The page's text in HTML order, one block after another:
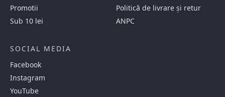
Promotii
Sub 10 lei
Politică de livrare și retur
ANPC
SOCIAL MEDIA
Facebook
Instagram
YouTube